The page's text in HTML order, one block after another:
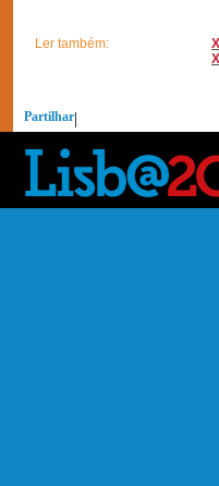
Ler também:
Partilhar|